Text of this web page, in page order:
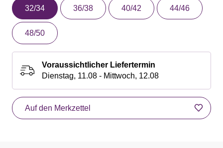
32/34 36/38 40/42 44/46
48/50
Voraussichtlicher Liefertermin
Dienstag, 11.08 - Mittwoch, 12.08
Auf den Merkzettel